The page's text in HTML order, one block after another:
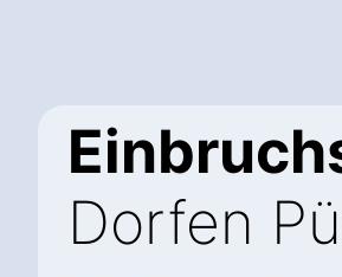
Dorfen